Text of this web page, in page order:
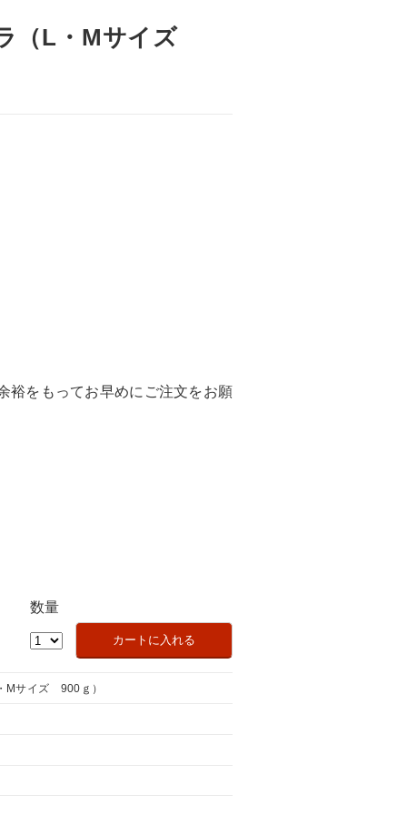
（L・Mサイズ
裕をもってお早めにご注文をお願
数量
Mサイズ 900ｇ）